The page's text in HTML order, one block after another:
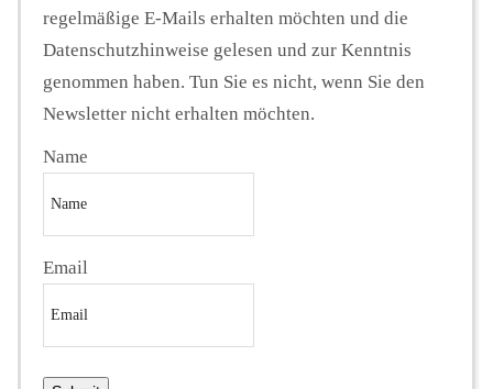
regelmäßige E-Mails erhalten möchten und die
Datenschutzhinweise gelesen und zur Kenntnis
genommen haben. Tun Sie es nicht, wenn Sie den
Newsletter nicht erhalten möchten.
Name
Email